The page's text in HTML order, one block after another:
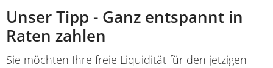
Unser Tipp - Ganz entspannt in
Raten zahlen
Sie möchten Ihre freie Liquidität für den jetzigen